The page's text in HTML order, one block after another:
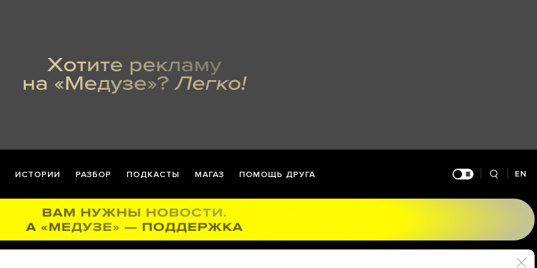
ИСТОРИИ РАЗБОР ПОДКАСТЫ МАГАЗ ПОМОЩЬ ДРУГА EN